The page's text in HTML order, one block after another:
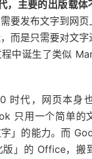
，主要的出版载体
要发布文字到网
而是只需要对文
中诞生了类似
时代，网页本身
只用一个简单的
」的能力。而
版」的 Office，搬